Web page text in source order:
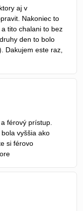
aj v
Nakoniec to
tito chalani to bez
den to bolo
Dakujem este raz,
férový prístup.
vyššia ako
si férovo